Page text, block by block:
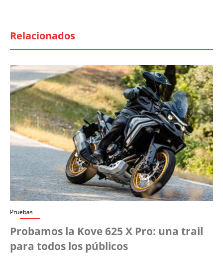
Relacionados
Pruebas
Probamos la Kove 625 X Pro: una trail
para todos los públicos